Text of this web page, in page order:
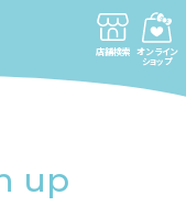
店舗検索 オンライン
ショップ
up